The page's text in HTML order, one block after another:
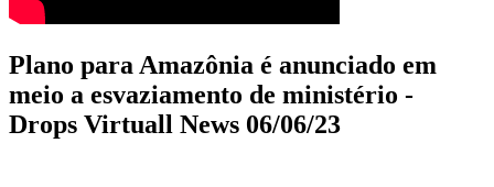
Plano para Amazônia é anunciado em
meio a esvaziamento de ministério -
Drops Virtuall News 06/06/23